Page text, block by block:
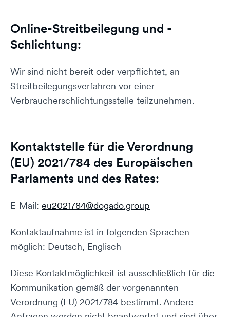
Online-Streit­bei­legung und -
Schlichtung:
Wir sind nicht bereit oder verpflichtet, an
Streitbeilegungsverfahren vor einer
Verbraucherschlichtungsstelle teilzunehmen.
Kontaktstelle für die Verordnung
(EU) 2021/784 des Europäischen
Parlaments und des Rates:
E-Mail: eu2021784@dogado.group
Kontaktaufnahme ist in folgenden Sprachen
möglich: Deutsch, Englisch
Diese Kontaktmöglichkeit ist ausschließlich für die
Kommunikation gemäß der vorgenannten
Verordnung (EU) 2021/784 bestimmt. Andere